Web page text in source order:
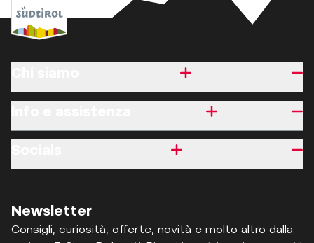
Newsletter
Consigli, curiosità, offerte, novità e molto altro dalla